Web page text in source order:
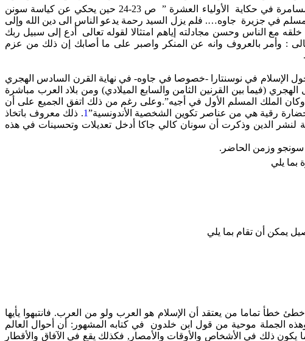
احلى المسامرة في حكاية الأولياء العشرة ” ص 23-24 حين يحكي عن كياسة سونن
في جزيرة جاوه…. فلم يزل السيد رحمة يدعو الناس الى دين الله وإلى
مع الناس وحسن مجادلته إياهم امتثالا لقوله تعالى أدع إلى سبيل ربك
وجادلهم بالتي هي أحسن (النحل 125) وقوله تعالى : واخفض جناحك للمؤمنين (الحجر 88), وفوله تعالى : وأمر بالعروف وانه عن المنكر واصبر على ما أصابك إن ذلك من عزم
الإسلام في نوسنتارا -خصوصا في جاوه- في نهاية القرن السادس الهجري
(فيما بين القرنين الثامن والسابع الميلادي) ومن بلاد العرب مباشرة
الملك المسلم الأول في أجيه”.وعلى رغم من ذلك اتفق الجميع على أن
رقية هي من عناصر تكوين الشخصية الأندونسية”1. ذلك معروف باتخاذ
لنشر الدين وذكرت أن سونان كالي جاكا أدخل تعديلات وتحسينات في هذه
سونجو وزمن الحاضر.
بما يلي
يمكن أن تقام بما يلي
تماما من يعتقد أن الإسلام هو العرب ولو من العرب. فانتبهوا يأيها
وهذه الجملة موحية من قول ابن خلدون في كتابه المشهور: أن أحوال العالم
يكون ذلك في الأشخاص والأوقات والأمصار, فكذلك يقع في الآفاق والأقطار